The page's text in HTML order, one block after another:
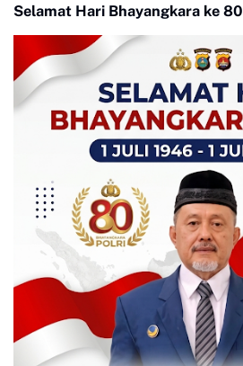
Selamat Hari Bhayangkara ke 80